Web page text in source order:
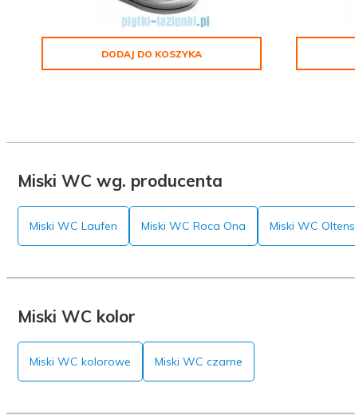
DODAJ DO KOSZYKA
Miski WC wg. producenta
Miski WC Laufen Miski WC Roca Ona Miski WC Oltens
Miski WC kolor
Miski WC kolorowe Miski WC czarne